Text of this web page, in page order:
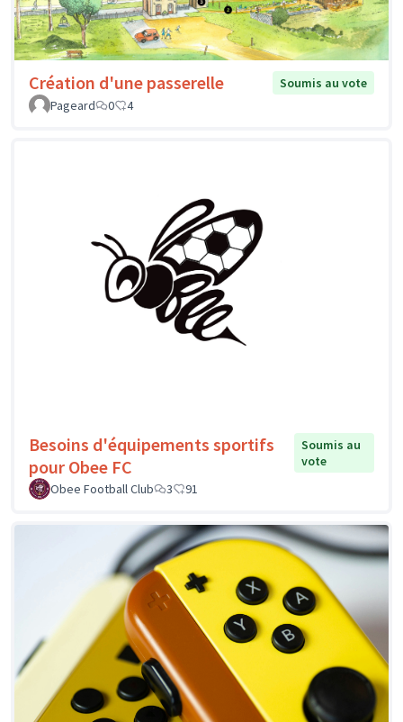
Création d'une passerelle
Soumis au vote
Pageard
0 4
Besoins d'équipements sportifs
pour Obee FC
Soumis au
vote
Obee Football Club
3 91